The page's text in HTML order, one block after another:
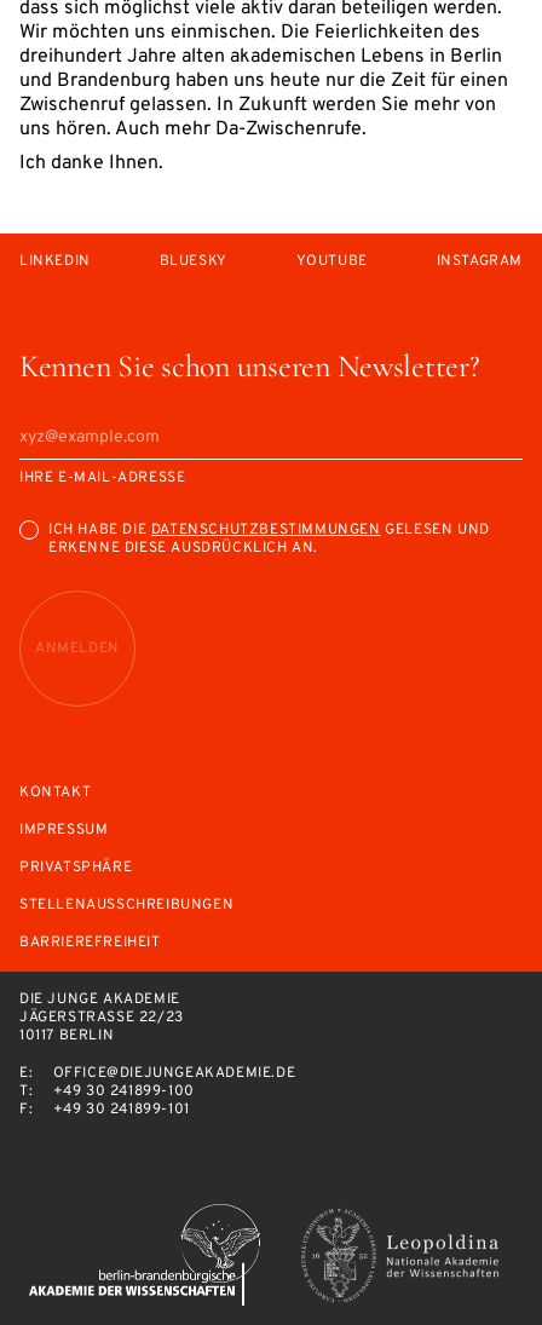
dass sich möglichst viele aktiv daran beteiligen werden.
Wir möchten uns einmischen. Die Feierlichkeiten des
dreihundert Jahre alten akademischen Lebens in Berlin
und Brandenburg haben uns heute nur die Zeit für einen
Zwischenruf gelassen. In Zukunft werden Sie mehr von
uns hören. Auch mehr Da-Zwischenrufe.
Ich danke Ihnen.
Kennen Sie schon unseren Newsletter?
IHRE E-MAIL-ADRESSE
ICH HABE DIE DATENSCHUTZBESTIMMUNGEN GELESEN UND
ERKENNE DIESE AUSDRÜCKLICH AN.
ANMELDEN
LINKEDIN BLUESKY YOUTUBE INSTAGRAM
KONTAKT
IMPRESSUM
PRIVATSPHÄRE
STELLENAUSSCHREIBUNGEN
BARRIEREFREIHEIT
DIE JUNGE AKADEMIE
JÄGERSTRASSE 22/23
10117 BERLIN
E:
OFFICE@DIEJUNGEAKADEMIE.DE
T:
+49 30 241899-100
F:
+49 30 241899-101